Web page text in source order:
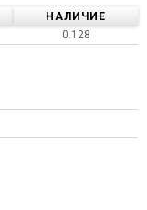
НАЛИЧИЕ
0.128